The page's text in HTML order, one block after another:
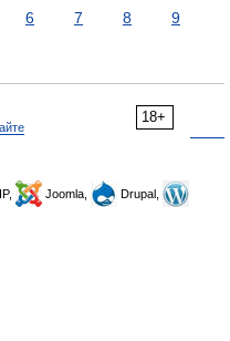
6 7 8
9
18+
Joomla,
Drupal,